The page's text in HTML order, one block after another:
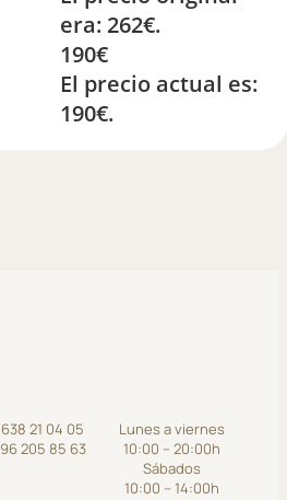
era: 262€.
190€
El precio actual es:
190€.
638 21 04 05
96 205 85 63
Lunes a viernes
10:00 – 20:00h
Sábados
10:00 – 14:00h